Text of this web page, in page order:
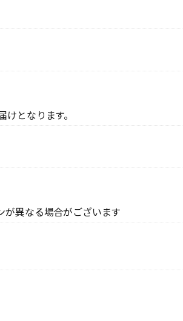
となります。
異なる場合がございます